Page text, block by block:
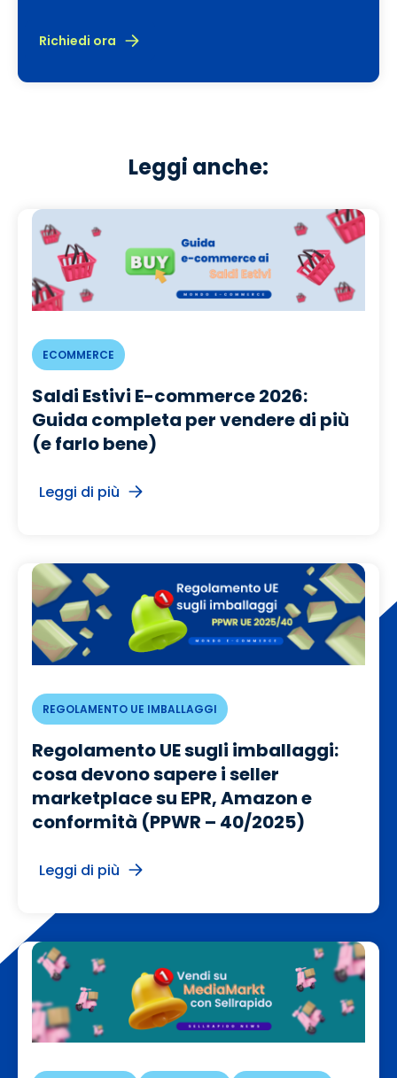
Richiedi ora
Leggi anche:
ECOMMERCE
Saldi Estivi E-commerce 2026:
Guida completa per vendere di più
(e farlo bene)
Leggi di più
REGOLAMENTO UE IMBALLAGGI
Regolamento UE sugli imballaggi:
cosa devono sapere i seller
marketplace su EPR, Amazon e
conformità (PPWR – 40/2025)
Leggi di più